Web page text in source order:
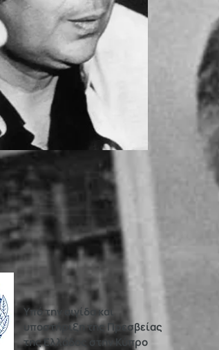
Υπό την αιγίδα και
υποστήριξη της Πρεσβείας
της Ελλάδος στην Κύπρο